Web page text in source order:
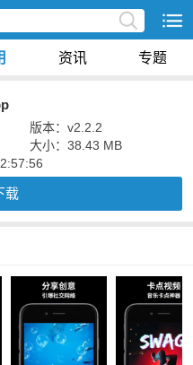
资讯 专题
版本：v2.2.2
大小：38.43 MB
载